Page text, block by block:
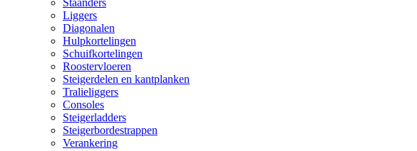
Staanders
Liggers
Diagonalen
Hulpkortelingen
Schuifkortelingen
Roostervloeren
Steigerdelen en kantplanken
Tralieliggers
Consoles
Steigerladders
Steigerbordestrappen
Verankering